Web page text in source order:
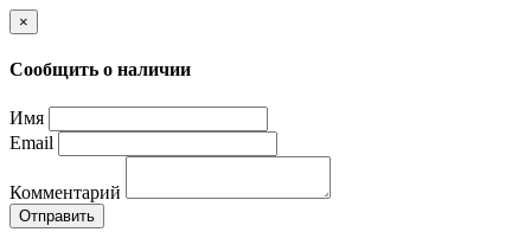
×
Сообщить о наличии
Имя
Email
Комментарий
Отправить